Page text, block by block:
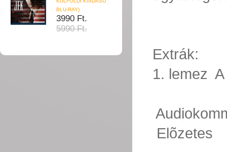
BLU-RAY)
3990 Ft.
5990 Ft.
Extrák:
1. lemez 

 Elõzetes